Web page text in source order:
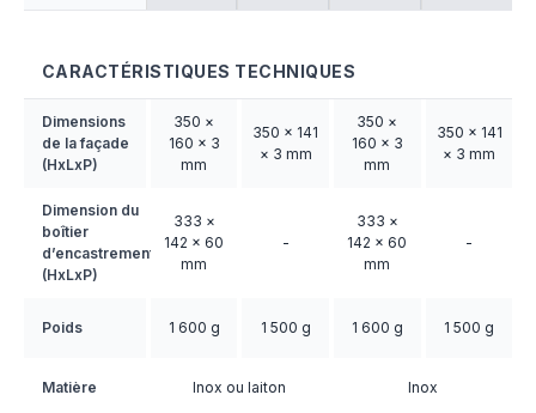
CARACTÉRISTIQUES TECHNIQUES
Dimensions
de la façade
(HxLxP)
350 ×
160 × 3
mm
350 × 141
× 3 mm
350 ×
160 × 3
mm
350 × 141
× 3 mm
Dimension du
boîtier
d’encastrement
(HxLxP)
333 ×
142 × 60
mm
-
333 ×
142 × 60
mm
-
Poids 1 600 g 1 500 g 1 600 g 1 500 g
Matière Inox ou laiton Inox